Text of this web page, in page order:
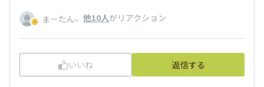
まーたん、 他10人がリアクション
いいね 返信する